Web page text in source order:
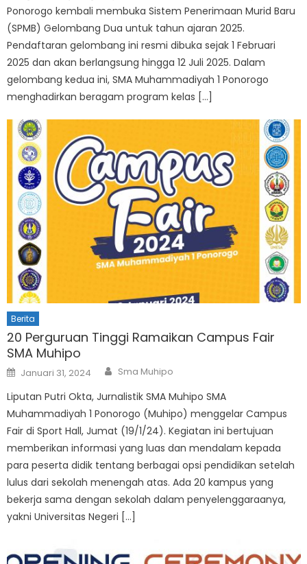
Ponorogo kembali membuka Sistem Penerimaan Murid Baru
(SPMB) Gelombang Dua untuk tahun ajaran 2025.
Pendaftaran gelombang ini resmi dibuka sejak 1 Februari
2025 dan akan berlangsung hingga 12 Juli 2025. Dalam
gelombang kedua ini, SMA Muhammadiyah 1 Ponorogo
menghadirkan beragam program kelas […]
Berita
20 Perguruan Tinggi Ramaikan Campus Fair
SMA Muhipo
Posted
on
Januari 31, 2024 Author
Sma Muhipo
Liputan Putri Okta, Jurnalistik SMA Muhipo SMA
Muhammadiyah 1 Ponorogo (Muhipo) menggelar Campus
Fair di Sport Hall, Jumat (19/1/24). Kegiatan ini bertujuan
memberikan informasi yang luas dan mendalam kepada
para peserta didik tentang berbagai opsi pendidikan setelah
lulus dari sekolah menengah atas. Ada 20 kampus yang
bekerja sama dengan sekolah dalam penyelenggaraanya,
yakni Universitas Negeri […]